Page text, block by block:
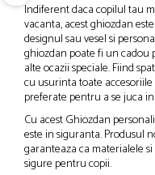
Indiferent daca copilul tau
vacanta, acest ghiozdan
designul sau vesel si
ghiozdan poate fi un cadou
alte ocazii speciale. Fiind
cu usurinta toate
preferate pentru a se juca
Cu acest Ghiozdan
este in siguranta. Produsul
garanteaza ca materialele
sigure pentru copii.